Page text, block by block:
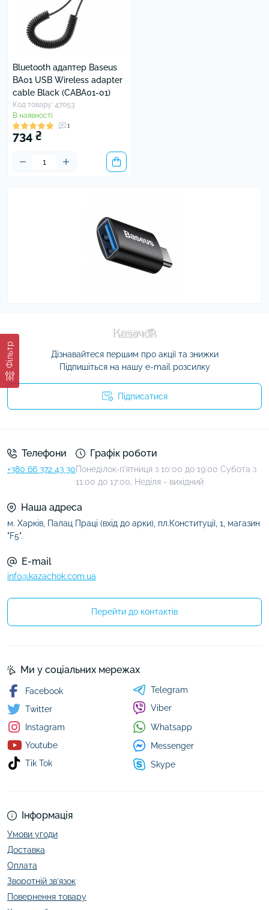
Фільтр
Bluetooth адаптер Baseus
BA01 USB Wireless adapter
cable Black (CABA01-01)
Код товару: 47053
В наявності
1
734 ₴
Дізнавайтеся першим про акції та знижки
Підпишіться на нашу e-mail розсилку
Підписатися
Телефони
+380 66 372 43 30
Графік роботи
Понеділок-п'ятниця з 10:00 до 19:00 Субота з
11:00 до 17:00, Неділя - вихідний
Наша адреса
м. Харків, Палац Праці (вхід до арки), пл.Конституції, 1, магазин
"F5".
E-mail
info@kazachok.com.ua
Перейти до контактів
Інформація
Умови угоди
Доставка
Оплата
Зворотній зв’язок
Повернення товару
Ми у соціальних мережах
Facebook
Twitter
Instagram
Youtube
Tik Tok
Telegram
Viber
Whatsapp
Messenger
Skype